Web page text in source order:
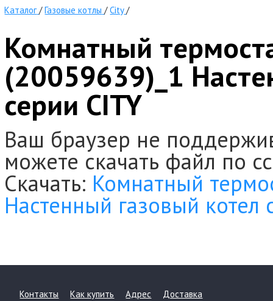
Каталог /Газовые котлы /City /
Комнатный
(20059639)_1
серии CITY
Ваш браузер не
можете скачать файл по
Скачать: Комнатный
Настенный газовый котел
Контакты Как купить Адрес Доставка